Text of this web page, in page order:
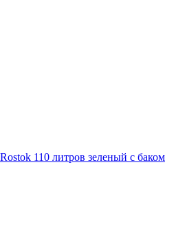
110 литров зеленый с баком